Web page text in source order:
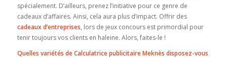
spécialement. D’ailleurs, prenez l’initiative pour ce genre de
cadeaux d’affaires. Ainsi, cela aura plus d’impact. Offrir des
cadeaux d’entreprises, lors de jeux concours est primordial pour
tenir toujours vos clients en haleine. Alors, faites-le !
Quelles variétés de Calculatrice publicitaire Meknès disposez-vous